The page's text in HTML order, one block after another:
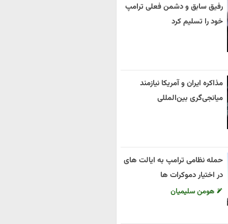
رفیق سابق و دشمن فعلی ترامپ
خود را تسلیم کرد
مذاکره ایران و آمریکا نیازمند
میانجی‌گری بین‌المللی
حمله نظامی ترامپ به ایالت های
در اختیار دموکرات ها
هومن سلیمیان